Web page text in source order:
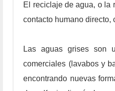
El reciclaje de agua, o la
contacto humano directo,
Las aguas grises son
comerciales (lavabos y
encontrando nuevas